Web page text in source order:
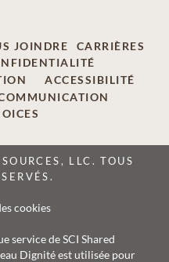
JOINDRE
CARRIÈRES
ACCESSIBILITÉ
LLC. TOUS
cookies
service de SCI Shared
Dignité est utilisée pour